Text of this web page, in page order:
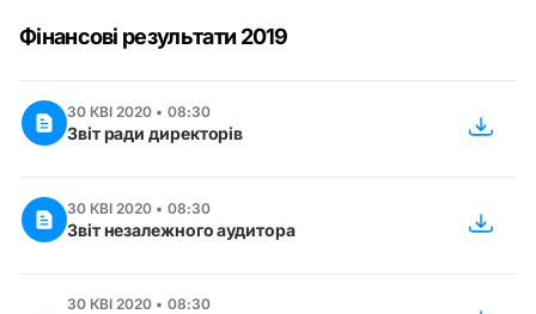
Фінансові результати 2019
30 КВІ 2020 • 08:30
Звіт ради директорів
30 КВІ 2020 • 08:30
Звіт незалежного аудитора
30 КВІ 2020 • 08:30